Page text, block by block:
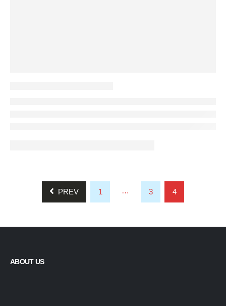
PREV 1 … 3 4
ABOUT US